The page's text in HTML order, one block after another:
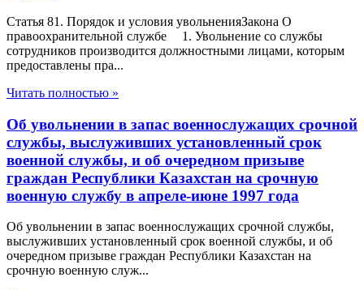
Статья 81. Порядок и условия увольненияЗакона О
правоохранительной службе 1. Увольнение со службы
сотрудников производится должностными лицами, которым
предоставлены пра...
Читать полностью »
Об увольнении в запас военнослужащих срочной
службы, выслуживших установленный срок
военной службы, и об очередном призыве
граждан Республики Казахстан на срочную
военную службу в апреле-июне 1997 года
Об увольнении в запас военнослужащих срочной службы,
выслуживших установленный срок военной службы, и об
очередном призыве граждан Республики Казахстан на
срочную военную служ...